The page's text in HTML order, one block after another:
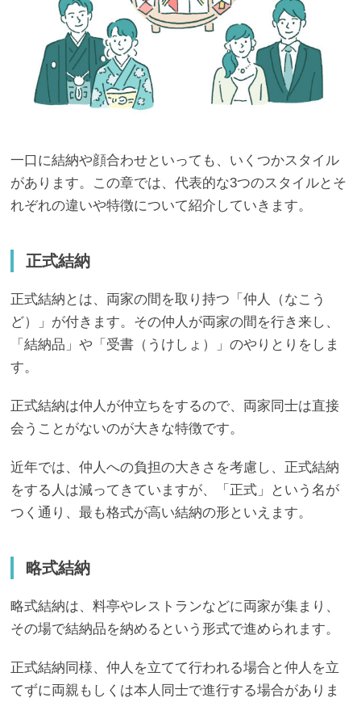
一口に結納や顔合わせといっても、いくつかスタイル
があります。この章では、代表的な3つのスタイルとそ
れぞれの違いや特徴について紹介していきます。
正式結納
正式結納とは、両家の間を取り持つ「仲人（なこう
ど）」が付きます。その仲人が両家の間を行き来し、
「結納品」や「受書（うけしょ）」のやりとりをしま
す。
正式結納は仲人が仲立ちをするので、両家同士は直接
会うことがないのが大きな特徴です。
近年では、仲人への負担の大きさを考慮し、正式結納
をする人は減ってきていますが、「正式」という名が
つく通り、最も格式が高い結納の形といえます。
略式結納
略式結納は、料亭やレストランなどに両家が集まり、
その場で結納品を納めるという形式で進められます。
正式結納同様、仲人を立てて行われる場合と仲人を立
てずに両親もしくは本人同士で進行する場合がありま